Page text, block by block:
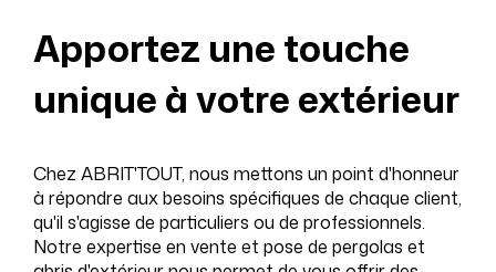
Apportez une touche
unique à votre extérieur
Chez ABRIT'TOUT, nous mettons un point d'honneur
à répondre aux besoins spécifiques de chaque client,
qu'il s'agisse de particuliers ou de professionnels.
Notre expertise en vente et pose de pergolas et